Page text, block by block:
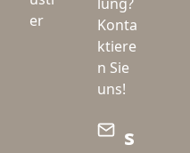
er
Konta
ktiere
n Sie
uns!
s